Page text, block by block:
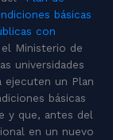
básicas
con
Ministerio de
universidades
ejecuten un Plan
básicas
y que, antes del
en un nuevo